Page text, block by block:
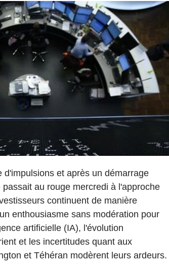
d'impulsions et après un démarrage
au rouge mercredi à l'approche
continuent de manière
enthousiasme sans modération pour
artificielle (IA), l'évolution
et les incertitudes quant aux
et Téhéran modèrent leurs ardeurs.